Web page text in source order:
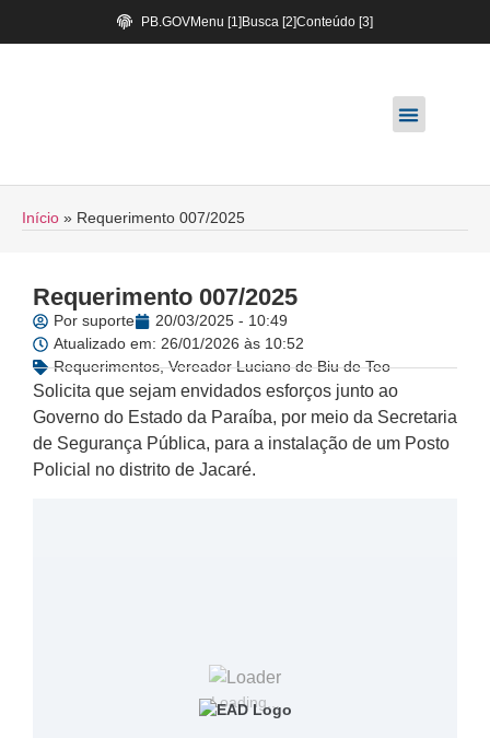
PB.GOVMenu [1] Busca [2]Conteúdo [3]
Início » Requerimento 007/2025
Requerimento 007/2025
Por suporte
20/03/2025 - 10:49
Atualizado em: 26/01/2026 às 10:52
Requerimentos,Vereador Luciano de Biu de Teo
Solicita que sejam envidados esforços junto ao
Governo do Estado da Paraíba, por meio da Secretaria
de Segurança Pública, para a instalação de um Posto
Policial no distrito de Jacaré.
Loading...